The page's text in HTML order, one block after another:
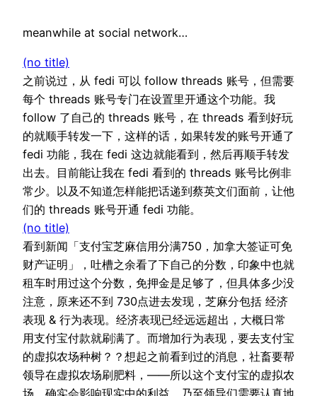
meanwhile at social network…
(no title)
之前说过，从 fedi 可以 follow threads 账号，但需要
每个 threads 账号专门在设置里开通这个功能。我
follow 了自己的 threads 账号，在 threads 看到好玩
的就顺手转发一下，这样的话，如果转发的账号开通了
fedi 功能，我在 fedi 这边就能看到，然后再顺手转发
出去。目前能让我在 fedi 看到的 threads 账号比例非
常少。以及不知道怎样能把话递到蔡英文们面前，让他
们的 threads 账号开通 fedi 功能。
(no title)
看到新闻「支付宝芝麻信用分满750，加拿大签证可免
财产证明」，吐槽之余看了下自己的分数，印象中也就
租车时用过这个分数，免押金是足够了，但具体多少没
注意，原来还不到 730点进去发现，芝麻分包括 经济
表现 & 行为表现。经济表现已经远远超出，大概日常
用支付宝付款就刷满了。而增加行为表现，要去支付宝
的虚拟农场种树？？想起之前看到过的消息，社畜要帮
领导在虚拟农场刷肥料，——所以这个支付宝的虚拟农